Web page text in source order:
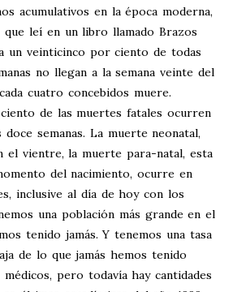
acumulativos en la época moderna,
leí en un libro llamado Brazos
un veinticinco por ciento de todas
no llegan a la semana veinte del
cuatro concebidos muere.
de las muertes fatales ocurren
semanas. La muerte neonatal,
el vientre, la muerte para-natal, esta
del nacimiento, ocurre en
inclusive al día de hoy con los
una población más grande en el
tenido jamás. Y tenemos una tasa
de lo que jamás hemos tenido
pero todavía hay cantidades